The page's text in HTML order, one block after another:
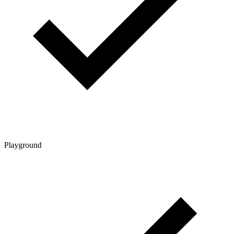
Playground